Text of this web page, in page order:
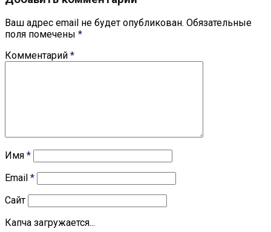
Ваш адрес email не будет опубликован. Обязательные
поля помечены *
Комментарий *
Имя *
Email *
Сайт
Капча загружается...